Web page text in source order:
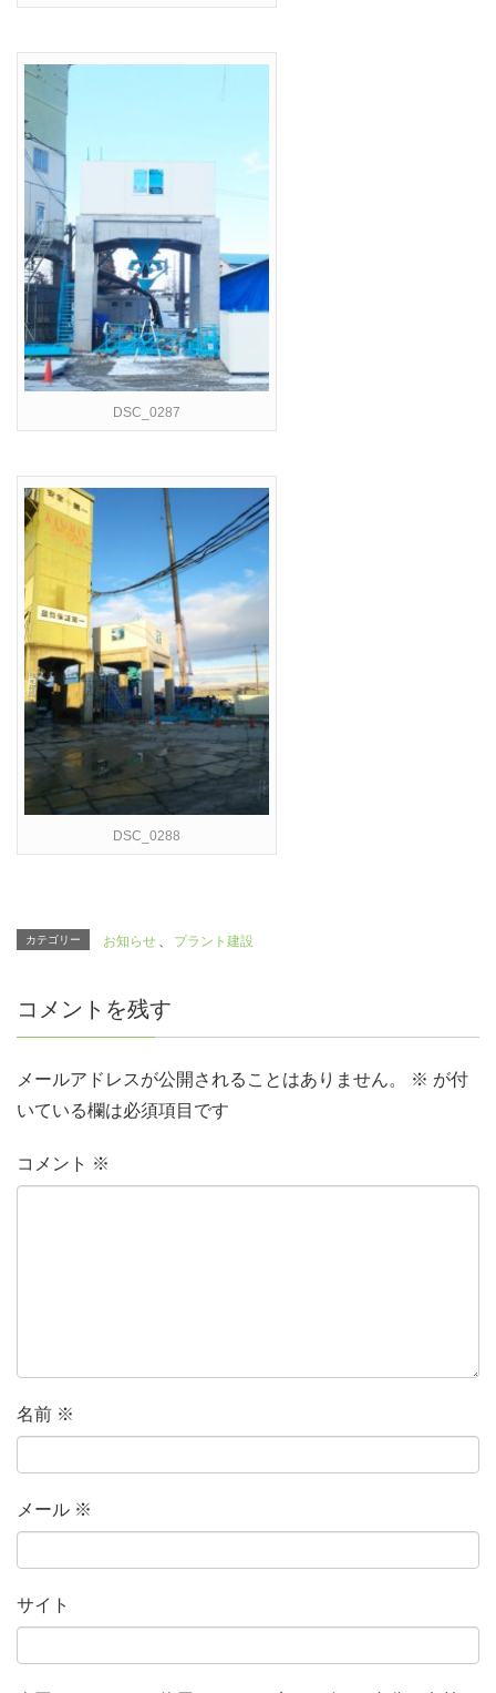
DSC_0287
DSC_0288
カテゴリー お知らせ 、 プラント建設
コメントを残す
メールアドレスが公開されることはありません。 ※ が付
いている欄は必須項目です
コメント ※
名前 ※
メール ※
サイト